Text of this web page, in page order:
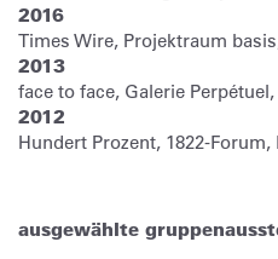
2016
Times Wire, Projektraum
2013
face to face, Galerie
2012
Hundert Prozent, 1822-
ausgewählte